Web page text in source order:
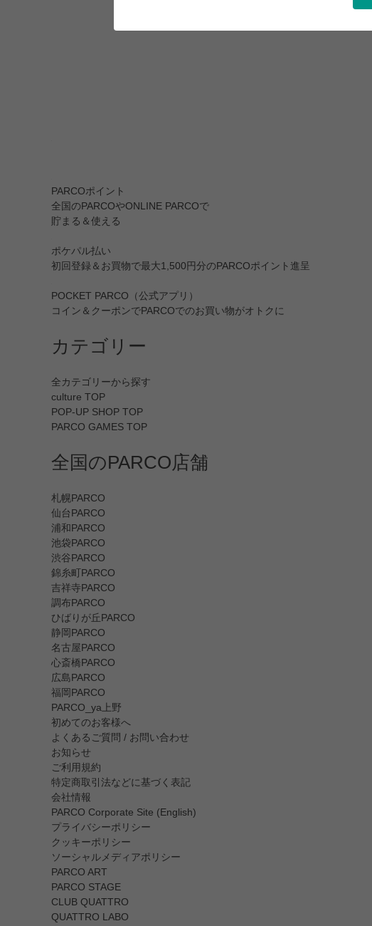
PARCOポイント
全国のPARCOやONLINE PARCOで
貯まる＆使える
ポケパル払い
初回登録＆お買物で最大1,500円分のPARCOポイント進呈
POCKET PARCO（公式アプリ）
コイン＆クーポンでPARCOでのお買い物がオトクに
カテゴリー
全カテゴリーから探す
culture TOP
POP-UP SHOP TOP
PARCO GAMES TOP
全国のPARCO店舗
札幌PARCO
仙台PARCO
浦和PARCO
池袋PARCO
渋谷PARCO
錦糸町PARCO
吉祥寺PARCO
調布PARCO
ひばりが丘PARCO
静岡PARCO
名古屋PARCO
心斎橋PARCO
広島PARCO
福岡PARCO
PARCO_ya上野
初めてのお客様へ
よくあるご質問 / お問い合わせ
お知らせ
ご利用規約
特定商取引法などに基づく表記
会社情報
PARCO Corporate Site (English)
プライバシーポリシー
クッキーポリシー
ソーシャルメディアポリシー
PARCO ART
PARCO STAGE
CLUB QUATTRO
QUATTRO LABO